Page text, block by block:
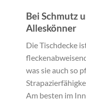
Bei Schmutz
Alleskönner
Die Tischdecke
was sie auch so
Am besten im